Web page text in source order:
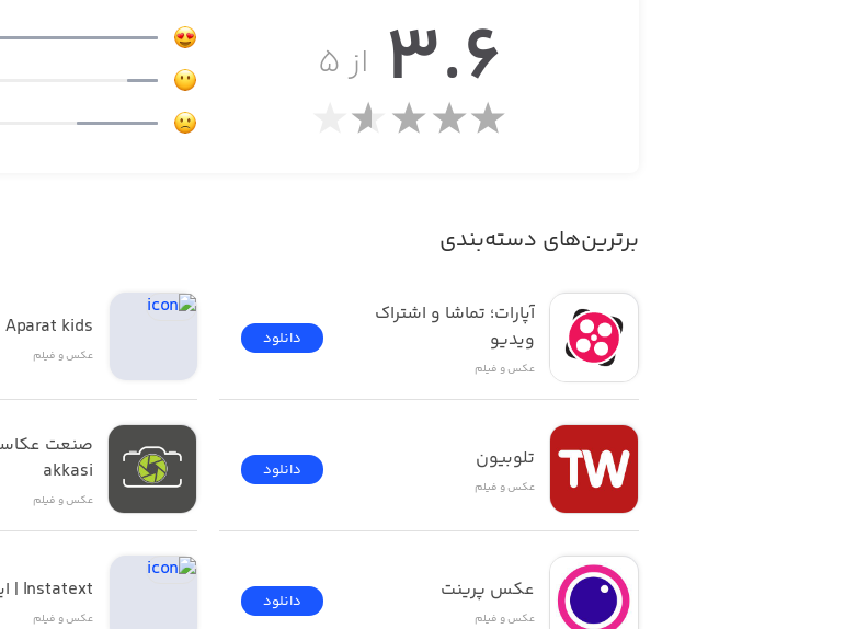
قابلیت آزاد سازی شاتر از راه دور به وسله ی بلوتوث
از ۵ 3.6
برترین‌های دسته‌بندی
ویدیو
عکس و فیلم
دانلود
تلوبیون
عکس و فیلم
دانلود
عکس پرینت
عکس و فیلم
دانلود
Aparat kids
عکس و فیلم
akkasi
عکس و فیلم
Instatext | اینستاتکست
عکس و فیلم